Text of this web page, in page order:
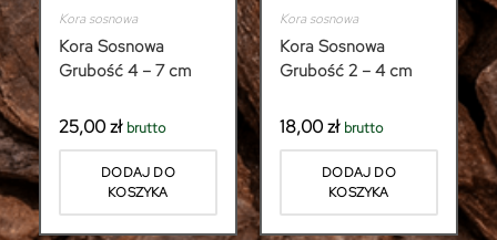
Kora sosnowa
Kora Sosnowa
Grubość 4 – 7 cm
25,00zł brutto
DODAJ DO
KOSZYKA
Kora sosnowa
Kora Sosnowa
Grubość 2 – 4 cm
18,00zł brutto
DODAJ DO
KOSZYKA